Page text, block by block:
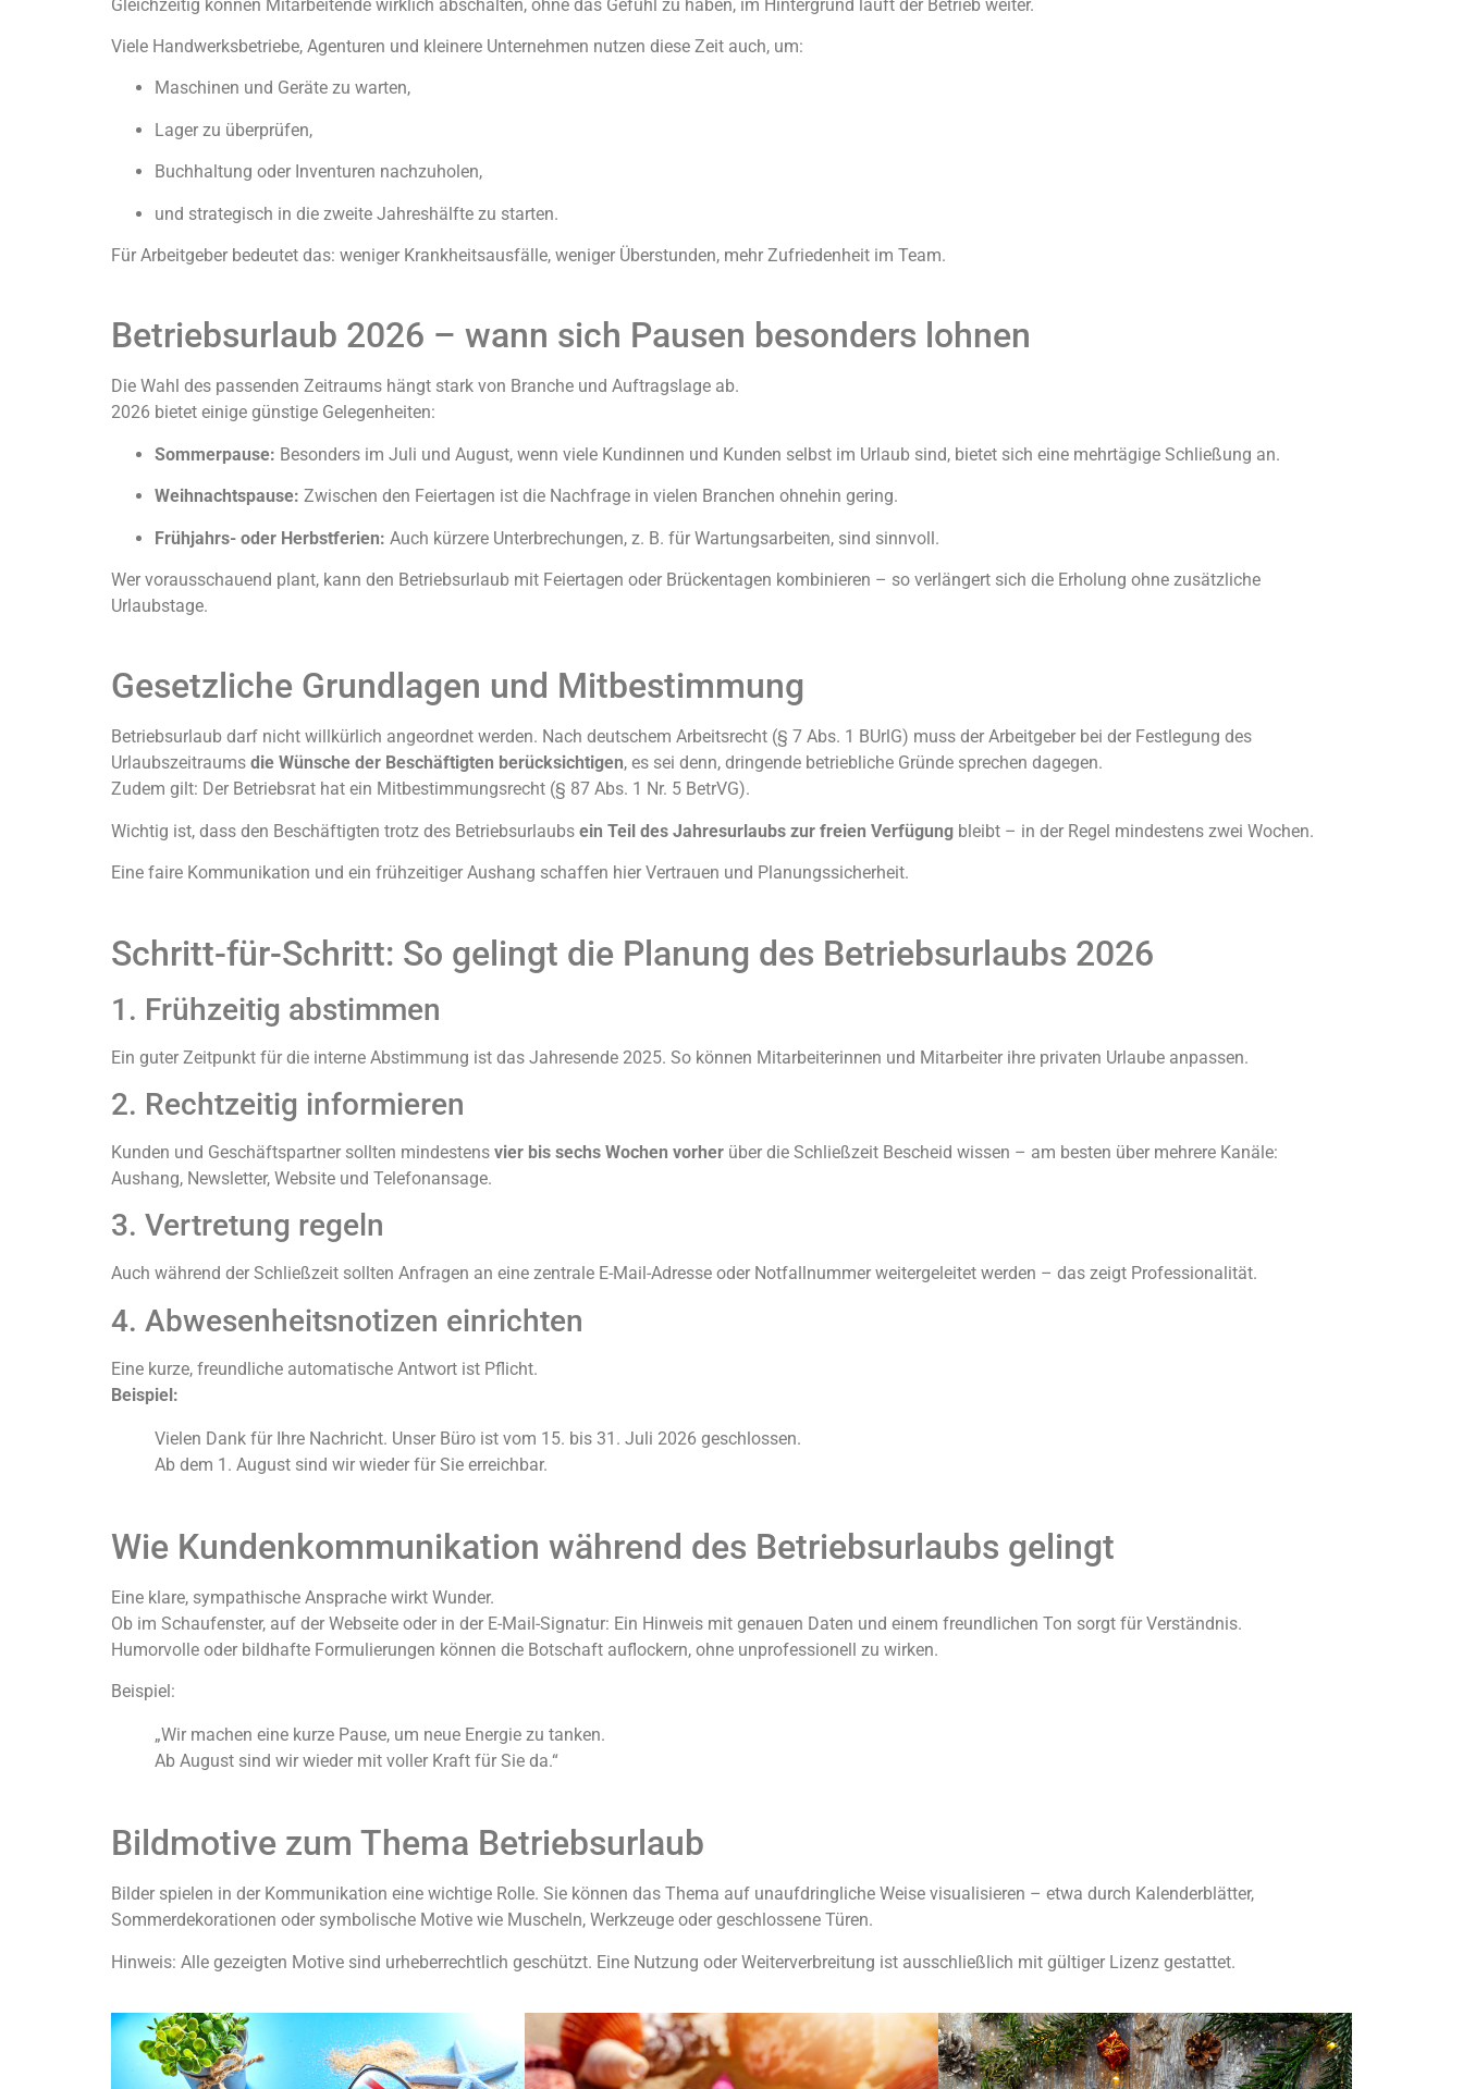
Gleichzeitig können Mitarbeitende wirklich abschalten, ohne das Gefühl zu haben, im Hintergrund läuft der Betrieb weiter.
Viele Handwerksbetriebe, Agenturen und kleinere Unternehmen nutzen diese Zeit auch, um:
Maschinen und Geräte zu warten,
Lager zu überprüfen,
Buchhaltung oder Inventuren nachzuholen,
und strategisch in die zweite Jahreshälfte zu starten.
Für Arbeitgeber bedeutet das: weniger Krankheitsausfälle, weniger Überstunden, mehr Zufriedenheit im Team.
Betriebsurlaub 2026 – wann sich Pausen besonders lohnen
Die Wahl des passenden Zeitraums hängt stark von Branche und Auftragslage ab.
2026 bietet einige günstige Gelegenheiten:
Sommerpause: Besonders im Juli und August, wenn viele Kundinnen und Kunden selbst im Urlaub sind, bietet sich eine mehrtägige Schließung an.
Weihnachtspause: Zwischen den Feiertagen ist die Nachfrage in vielen Branchen ohnehin gering.
Frühjahrs- oder Herbstferien: Auch kürzere Unterbrechungen, z. B. für Wartungsarbeiten, sind sinnvoll.
Wer vorausschauend plant, kann den Betriebsurlaub mit Feiertagen oder Brückentagen kombinieren – so verlängert sich die Erholung ohne zusätzliche
Urlaubstage.
Gesetzliche Grundlagen und Mitbestimmung
Betriebsurlaub darf nicht willkürlich angeordnet werden. Nach deutschem Arbeitsrecht (§ 7 Abs. 1 BUrlG) muss der Arbeitgeber bei der Festlegung des
Urlaubszeitraums die Wünsche der Beschäftigten berücksichtigen, es sei denn, dringende betriebliche Gründe sprechen dagegen.
Zudem gilt: Der Betriebsrat hat ein Mitbestimmungsrecht (§ 87 Abs. 1 Nr. 5 BetrVG).
Wichtig ist, dass den Beschäftigten trotz des Betriebsurlaubs ein Teil des Jahresurlaubs zur freien Verfügung bleibt – in der Regel mindestens zwei Wochen.
Eine faire Kommunikation und ein frühzeitiger Aushang schaffen hier Vertrauen und Planungssicherheit.
Schritt-für-Schritt: So gelingt die Planung des Betriebsurlaubs 2026
1. Frühzeitig abstimmen
Ein guter Zeitpunkt für die interne Abstimmung ist das Jahresende 2025. So können Mitarbeiterinnen und Mitarbeiter ihre privaten Urlaube anpassen.
2. Rechtzeitig informieren
Kunden und Geschäftspartner sollten mindestens vier bis sechs Wochen vorher über die Schließzeit Bescheid wissen – am besten über mehrere Kanäle:
Aushang, Newsletter, Website und Telefonansage.
3. Vertretung regeln
Auch während der Schließzeit sollten Anfragen an eine zentrale E-Mail-Adresse oder Notfallnummer weitergeleitet werden – das zeigt Professionalität.
4. Abwesenheitsnotizen einrichten
Eine kurze, freundliche automatische Antwort ist Pflicht.
Beispiel:
Vielen Dank für Ihre Nachricht. Unser Büro ist vom 15. bis 31. Juli 2026 geschlossen.
Ab dem 1. August sind wir wieder für Sie erreichbar.
Wie Kundenkommunikation während des Betriebsurlaubs gelingt
Eine klare, sympathische Ansprache wirkt Wunder.
Ob im Schaufenster, auf der Webseite oder in der E-Mail-Signatur: Ein Hinweis mit genauen Daten und einem freundlichen Ton sorgt für Verständnis.
Humorvolle oder bildhafte Formulierungen können die Botschaft auflockern, ohne unprofessionell zu wirken.
Beispiel:
„Wir machen eine kurze Pause, um neue Energie zu tanken.
Ab August sind wir wieder mit voller Kraft für Sie da.“
Bildmotive zum Thema Betriebsurlaub
Bilder spielen in der Kommunikation eine wichtige Rolle. Sie können das Thema auf unaufdringliche Weise visualisieren – etwa durch Kalenderblätter,
Sommerdekorationen oder symbolische Motive wie Muscheln, Werkzeuge oder geschlossene Türen.
Hinweis: Alle gezeigten Motive sind urheberrechtlich geschützt. Eine Nutzung oder Weiterverbreitung ist ausschließlich mit gültiger Lizenz gestattet.